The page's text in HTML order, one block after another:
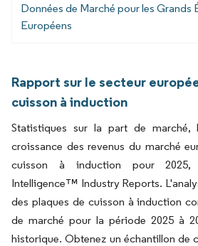
Données de Marché pour les Grands
Européens
Rapport sur le secteur
cuisson à induction
Statistiques sur la part de
croissance des revenus du marché
cuisson à induction pour
Intelligence™ Industry Reports.
des plaques de cuisson à induction
de marché pour la période 2025 à
historique. Obtenez un échantillon de